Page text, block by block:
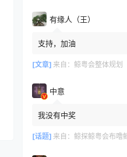
有缘人（王）
支持，加油
[文章] 来自： 鲸粤会整体规划（
中意
我没有中奖
[话题] 来自： 鲸探鲸粤会布噜